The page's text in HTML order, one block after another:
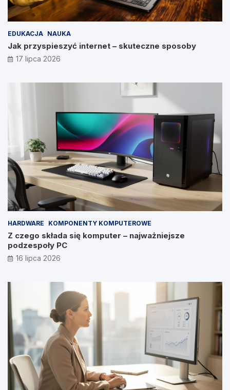
EDUKACJA NAUKA
Jak przyspieszyć internet – skuteczne sposoby
17 lipca 2026
HARDWARE KOMPONENTY KOMPUTEROWE
Z czego składa się komputer – najważniejsze
podzespoły PC
16 lipca 2026